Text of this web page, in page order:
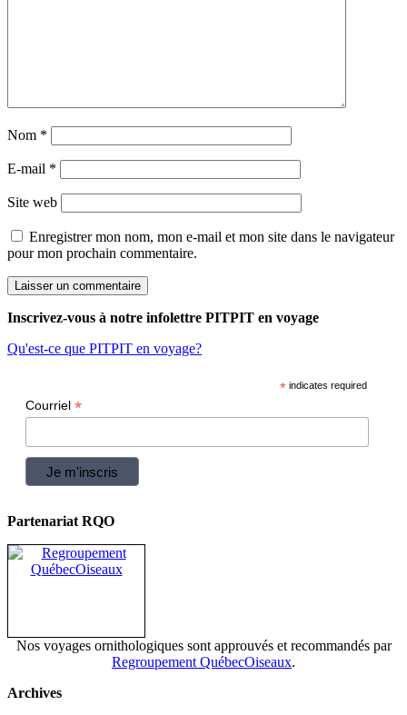
Nom *
E-mail *
Site web
Enregistrer mon nom, mon e-mail et mon site dans le navigateur
pour mon prochain commentaire.
Inscrivez-vous à notre infolettre PITPIT en voyage
Qu'est-ce que PITPIT en voyage?
* indicates required
Courriel *
Partenariat RQO
Nos voyages ornithologiques sont approuvés et recommandés par
Regroupement QuébecOiseaux.
Archives